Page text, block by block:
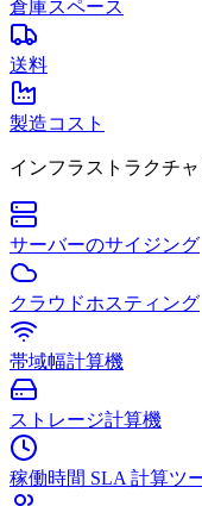
倉庫スペース
送料
製造コスト
インフラストラクチ
サーバーのサイジング
クラウドホスティング
帯域幅計算機
ストレージ計算機
稼働時間 SLA 計算ツ